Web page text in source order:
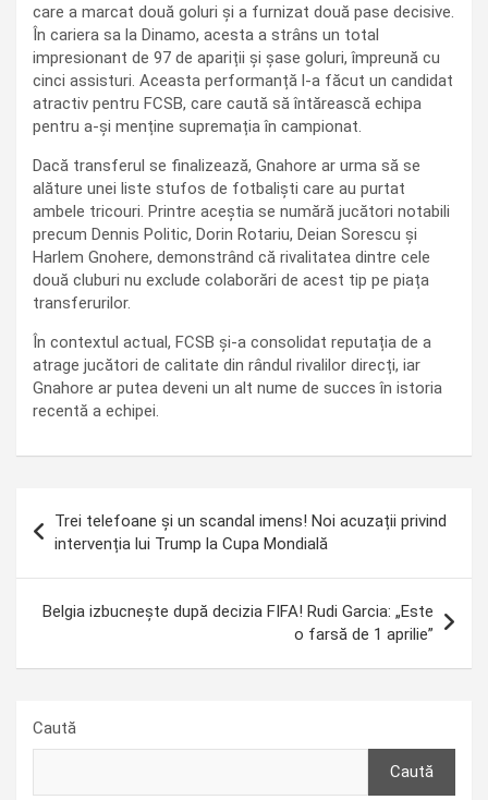
care a marcat două goluri și a furnizat două pase decisive.
În cariera sa la Dinamo, acesta a strâns un total
impresionant de 97 de apariții și șase goluri, împreună cu
cinci assisturi. Aceasta performanță l-a făcut un candidat
atractiv pentru FCSB, care caută să întărească echipa
pentru a-și menține supremația în campionat.
Dacă transferul se finalizează, Gnahore ar urma să se
alăture unei liste stufos de fotbaliști care au purtat
ambele tricouri. Printre aceștia se numără jucători notabili
precum Dennis Politic, Dorin Rotariu, Deian Sorescu și
Harlem Gnohere, demonstrând că rivalitatea dintre cele
două cluburi nu exclude colaborări de acest tip pe piața
transferurilor.
În contextul actual, FCSB și-a consolidat reputația de a
atrage jucători de calitate din rândul rivalilor direcți, iar
Gnahore ar putea deveni un alt nume de succes în istoria
recentă a echipei.
în
articole
Trei telefoane și un scandal imens! Noi acuzații privind
intervenția lui Trump la Cupa Mondială
Belgia izbucnește după decizia FIFA! Rudi Garcia: „Este
o farsă de 1 aprilie”
Caută
Caută